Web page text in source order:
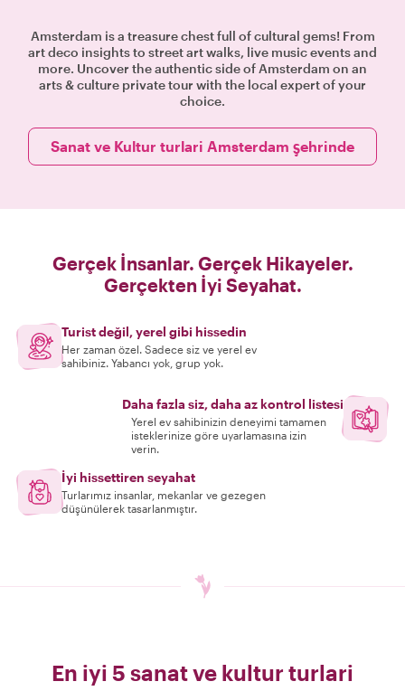
Amsterdam is a treasure chest full of cultural gems! From
art deco insights to street art walks, live music events and
more. Uncover the authentic side of Amsterdam on an
arts & culture private tour with the local expert of your
choice.
Sanat ve Kultur turlari Amsterdam şehrinde
Gerçek İnsanlar. Gerçek Hikayeler.
Gerçekten İyi Seyahat.
Turist değil, yerel gibi hissedin
Her zaman özel. Sadece siz ve yerel ev
sahibiniz. Yabancı yok, grup yok.
Daha fazla siz, daha az kontrol listesi
Yerel ev sahibinizin deneyimi tamamen
isteklerinize göre uyarlamasına izin
verin.
İyi hissettiren seyahat
Turlarımız insanlar, mekanlar ve gezegen
düşünülerek tasarlanmıştır.
En iyi 5 sanat ve kultur turlari